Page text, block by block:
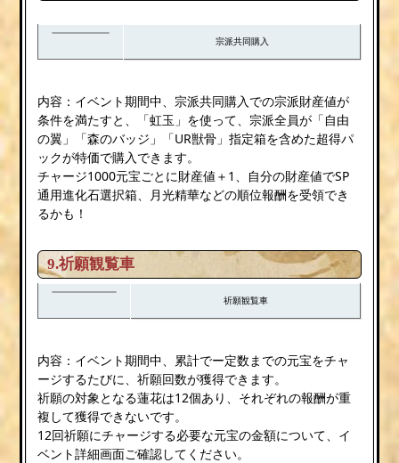
宗派共同購入
内容：イベント期間中、宗派共同購入での宗派財産値が
条件を満たすと、「虹玉」を使って、宗派全員が「自由
の翼」「森のバッジ」「UR獣骨」指定箱を含めた超得パ
ックが特価で購入できます。
チャージ1000元宝ごとに財産値＋1、自分の財産値でSP
通用進化石選択箱、月光精華などの順位報酬を受領でき
るかも！
9.祈願観覧車
祈願観覧車
内容：イベント期間中、累計でー定数までの元宝をチャ
ージするたびに、祈願回数が獲得できます。
祈願の対象となる蓮花は12個あり、それぞれの報酬が重
複して獲得できないです。
12回祈願にチャージする必要な元宝の金額について、イ
ベント詳細画面ご確認してください。